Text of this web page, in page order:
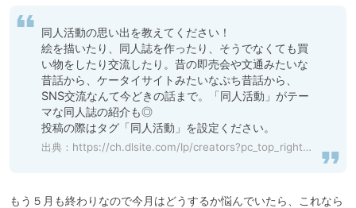
同人活動の思い出を教えてください！
絵を描いたり、同人誌を作ったり、そうでなくても買
い物をしたり交流したり。昔の即売会や文通みたいな
昔話から、ケータイサイトみたいなぷち昔話から、
SNS交流なんて今どきの話まで。「同人活動」がテー
マな同人誌の紹介も◎
投稿の際はタグ「同人活動」を設定ください。
出典： https://ch.dlsite.com/lp/creators?pc_top_right_creators
もう５月も終わりなので今月はどうするか悩んでいたら、これなら